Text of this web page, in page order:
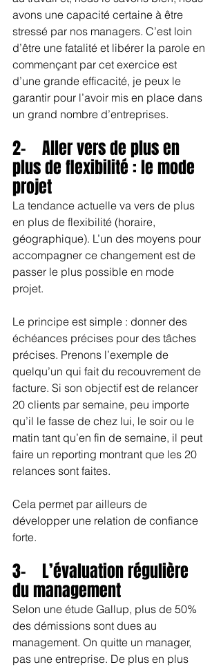
avons une capacité certaine à être
stressé par nos managers. C’est loin
d’être une fatalité et libérer la parole en
commençant par cet exercice est
d’une grande efficacité, je peux le
garantir pour l’avoir mis en place dans
un grand nombre d’entreprises.
2-    Aller vers de plus en
plus de flexibilité : le mode
projet
La tendance actuelle va vers de plus
en plus de flexibilité (horaire,
géographique). L’un des moyens pour
accompagner ce changement est de
passer le plus possible en mode
projet.
Le principe est simple : donner des
échéances précises pour des tâches
précises. Prenons l’exemple de
quelqu’un qui fait du recouvrement de
facture. Si son objectif est de relancer
20 clients par semaine, peu importe
qu’il le fasse de chez lui, le soir ou le
matin tant qu’en fin de semaine, il peut
faire un reporting montrant que les 20
relances sont faites.
Cela permet par ailleurs de
développer une relation de confiance
forte.
3-    L’évaluation régulière
du management
Selon une étude Gallup, plus de 50%
des démissions sont dues au
management. On quitte un manager,
pas une entreprise. De plus en plus